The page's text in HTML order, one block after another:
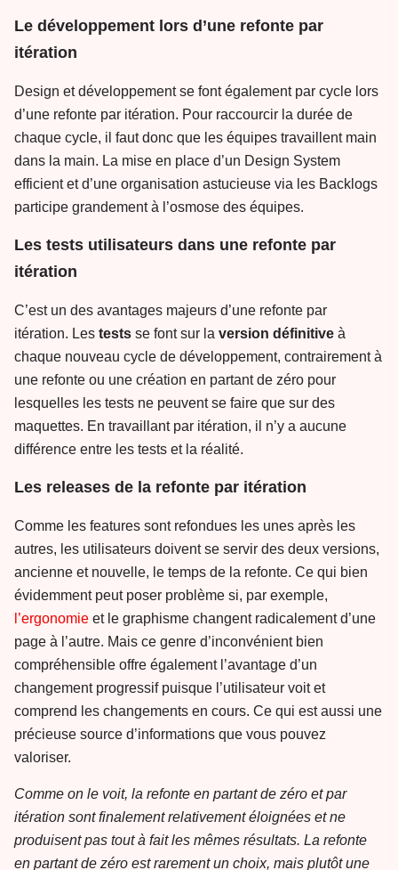
Le développement lors d’une refonte par
itération
Design et développement se font également par cycle lors
d’une refonte par itération. Pour raccourcir la durée de
chaque cycle, il faut donc que les équipes travaillent main
dans la main. La mise en place d’un Design System
efficient et d’une organisation astucieuse via les Backlogs
participe grandement à l’osmose des équipes.
Les tests utilisateurs dans une refonte par
itération
C’est un des avantages majeurs d’une refonte par
itération. Les tests se font sur la version définitive à
chaque nouveau cycle de développement, contrairement à
une refonte ou une création en partant de zéro pour
lesquelles les tests ne peuvent se faire que sur des
maquettes. En travaillant par itération, il n’y a aucune
différence entre les tests et la réalité.
Les releases de la refonte par itération
Comme les features sont refondues les unes après les
autres, les utilisateurs doivent se servir des deux versions,
ancienne et nouvelle, le temps de la refonte. Ce qui bien
évidemment peut poser problème si, par exemple,
l’ergonomie et le graphisme changent radicalement d’une
page à l’autre. Mais ce genre d’inconvénient bien
compréhensible offre également l’avantage d’un
changement progressif puisque l’utilisateur voit et
comprend les changements en cours. Ce qui est aussi une
précieuse source d’informations que vous pouvez
valoriser.
Comme on le voit, la refonte en partant de zéro et par
itération sont finalement relativement éloignées et ne
produisent pas tout à fait les mêmes résultats. La refonte
en partant de zéro est rarement un choix, mais plutôt une